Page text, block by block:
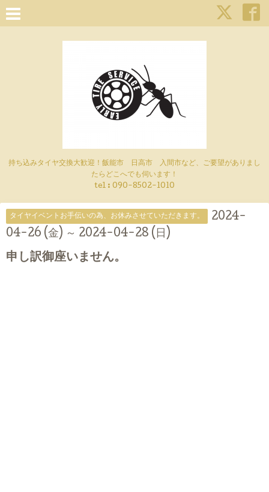
持ち込みタイヤ交換大歓迎！飯能市 日高市 入間市など、ご要望がありまし
たらどこへでも伺います！
tel : 090-8502-1010
タイヤイベントお手伝いの為、お休みさせていただきます。
2024-
04-26 (金) ～ 2024-04-28 (日)
申し訳御座いません。